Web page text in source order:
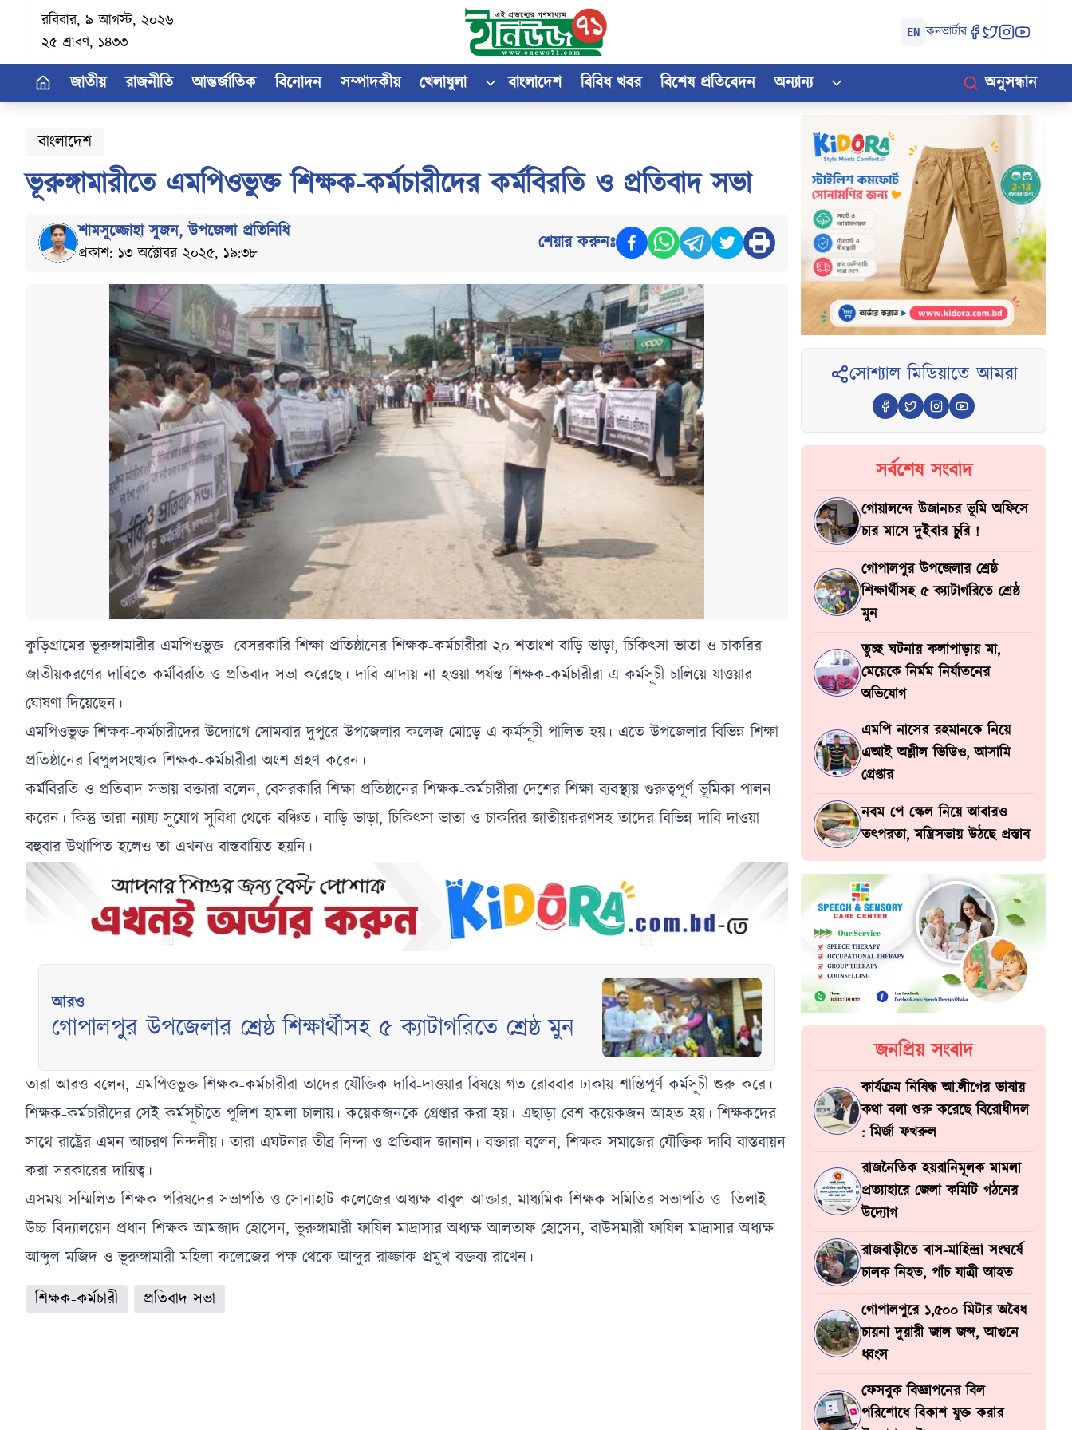
রবিবার, ৯ আগস্ট, ২০২৬
২৫ শ্রাবণ, ১৪৩৩
EN কনভার্টার
জাতীয় রাজনীতি আন্তর্জাতিক বিনোদন সম্পাদকীয় খেলাধুলা বাংলাদেশ বিবিধ খবর বিশেষ প্রতিবেদন অন্যান্য অনুসন্ধান
বাংলাদেশ
ভূরুঙ্গামারীতে এমপিওভুক্ত শিক্ষক-কর্মচারীদের কর্মবিরতি ও প্রতিবাদ সভা
শামসুজ্জোহা সুজন,উপজেলা প্রতিনিধি
প্রকাশ: ১৩ অক্টোবর ২০২৫, ১৯:৩৮ শেয়ার করুনঃ
কুড়িগ্রামের ভূরুঙ্গামারীর এমপিওভুক্ত বেসরকারি শিক্ষা প্রতিষ্ঠানের শিক্ষক-কর্মচারীরা ২০ শতাংশ বাড়ি ভাড়া, চিকিৎসা ভাতা ও চাকরির
জাতীয়করণের দাবিতে কর্মবিরতি ও প্রতিবাদ সভা করেছে। দাবি আদায় না হওয়া পর্যন্ত শিক্ষক-কর্মচারীরা এ কর্মসূচী চালিয়ে যাওয়ার
ঘোষণা দিয়েছেন।
এমপিওভুক্ত শিক্ষক-কর্মচারীদের উদ্যোগে সোমবার দুপুরে উপজেলার কলেজ মোড়ে এ কর্মসূচী পালিত হয়। এতে উপজেলার বিভিন্ন শিক্ষা
প্রতিষ্ঠানের বিপুলসংখ্যক শিক্ষক-কর্মচারীরা অংশ গ্রহণ করেন।
কর্মবিরতি ও প্রতিবাদ সভায় বক্তারা বলেন, বেসরকারি শিক্ষা প্রতিষ্ঠানের শিক্ষক-কর্মচারীরা দেশের শিক্ষা ব্যবস্থায় গুরুত্বপূর্ণ ভূমিকা পালন
করেন। কিন্তু তারা ন্যায্য সুযোগ-সুবিধা থেকে বঞ্চিত। বাড়ি ভাড়া, চিকিৎসা ভাতা ও চাকরির জাতীয়করণসহ তাদের বিভিন্ন দাবি-দাওয়া
বহুবার উত্থাপিত হলেও তা এখনও বাস্তবায়িত হয়নি।
আরও
গোপালপুর উপজেলার শ্রেষ্ঠ শিক্ষার্থীসহ ৫ ক্যাটাগরিতে শ্রেষ্ঠ মুন
তারা আরও বলেন, এমপিওভুক্ত শিক্ষক-কর্মচারীরা তাদের যৌক্তিক দাবি-দাওয়ার বিষয়ে গত রোববার ঢাকায় শান্তিপূর্ণ কর্মসূচী শুরু করে।
শিক্ষক-কর্মচারীদের সেই কর্মসূচীতে পুলিশ হামলা চালায়। কয়েকজনকে গ্রেপ্তার করা হয়। এছাড়া বেশ কয়েকজন আহত হয়। শিক্ষকদের
সাথে রাষ্ট্রের এমন আচরণ নিন্দনীয়। তারা এঘটনার তীব্র নিন্দা ও প্রতিবাদ জানান। বক্তারা বলেন, শিক্ষক সমাজের যৌক্তিক দাবি বাস্তবায়ন
করা সরকারের দায়িত্ব।
এসময় সম্মিলিত শিক্ষক পরিষদের সভাপতি ও সোনাহাট কলেজের অধ্যক্ষ বাবুল আক্তার, মাধ্যমিক শিক্ষক সমিতির সভাপতি ও তিলাই
উচ্চ বিদ্যালয়েন প্রধান শিক্ষক আমজাদ হোসেন, ভূরুঙ্গামারী ফাযিল মাদ্রাসার অধ্যক্ষ আলতাফ হোসেন, বাউসমারী ফাযিল মাদ্রাসার অধ্যক্ষ
আব্দুল মজিদ ও ভূরুঙ্গামারী মহিলা কলেজের পক্ষ থেকে আব্দুর রাজ্জাক প্রমুখ বক্তব্য রাখেন।
শিক্ষক-কর্মচারী
প্রতিবাদ সভা
সোশ্যাল মিডিয়াতে আমরা
সর্বশেষ সংবাদ
গোয়ালন্দে উজানচর ভূমি অফিসে
চার মাসে দুইবার চুরি !
গোপালপুর উপজেলার শ্রেষ্ঠ
শিক্ষার্থীসহ ৫ ক্যাটাগরিতে শ্রেষ্ঠ
মুন
তুচ্ছ ঘটনায় কলাপাড়ায় মা,
মেয়েকে নির্মম নির্যাতনের
অভিযোগ
এমপি নাসের রহমানকে নিয়ে
এআই অশ্লীল ভিডিও, আসামি
গ্রেপ্তার
নবম পে স্কেল নিয়ে আবারও
তৎপরতা, মন্ত্রিসভায় উঠছে প্রস্তাব
জনপ্রিয় সংবাদ
কার্যক্রম নিষিদ্ধ আ.লীগের ভাষায়
কথা বলা শুরু করেছে বিরোধীদল
: মির্জা ফখরুল
রাজনৈতিক হয়রানিমূলক মামলা
প্রত্যাহারে জেলা কমিটি গঠনের
উদ্যোগ
রাজবাড়ীতে বাস-মাহিন্দ্রা সংঘর্ষে
চালক নিহত, পাঁচ যাত্রী আহত
গোপালপুরে ১,৫০০ মিটার অবৈধ
চায়না দুয়ারী জাল জব্দ, আগুনে
ধ্বংস
ফেসবুক বিজ্ঞাপনের বিল
পরিশোধে বিকাশ যুক্ত করার